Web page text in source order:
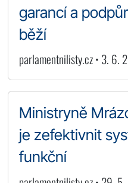
garancí a
běží
parlamentnilisty.cz • 3. 6.
Ministryně
je zefektivnit
funkční